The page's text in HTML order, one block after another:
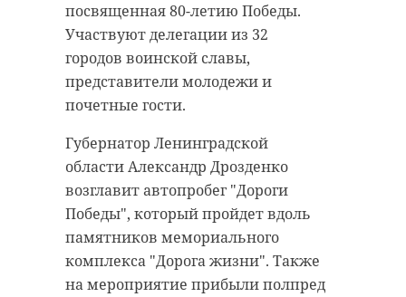
посвященная 80-летию Победы.
Участвуют делегации из 32
городов воинской славы,
представители молодежи и
почетные гости.
Губернатор Ленинградской
области Александр Дрозденко
возглавит автопробег "Дороги
Победы", который пройдет вдоль
памятников мемориального
комплекса "Дорога жизни". Также
на мероприятие прибыли полпред